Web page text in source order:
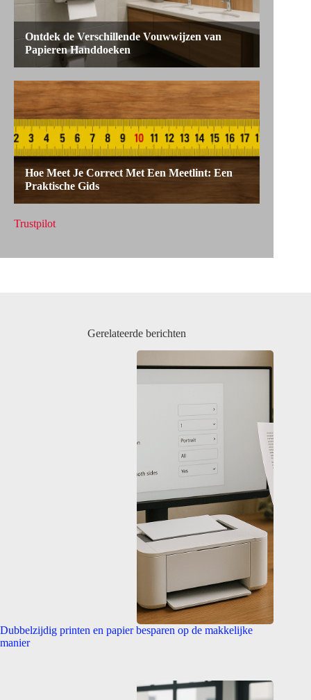
Trustpilot
Gerelateerde berichten
Dubbelzijdig printen en papier besparen op de makkelijke
manier